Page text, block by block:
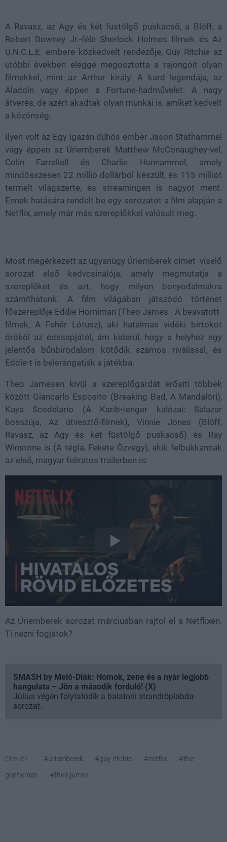
A Ravasz, az Agy és két füstölgő puskacső, a Blöff, a
Robert Downey Jr.-féle Sherlock Holmes filmek és Az
U.N.C.L.E. embere közkedvelt rendezője, Guy Ritchie az
utóbbi években eléggé megosztotta a rajongóit olyan
filmekkel, mint az Arthur király: A kard legendája, az
Aladdin vagy éppen a Fortune-hadművelet: A nagy
átverés, de azért akadtak olyan munkái is, amiket kedvelt
a közönség.
Ilyen volt az Egy igazán dühös ember Jason Stathammel
vagy éppen az Úriemberek Matthew McConaughey-vel,
Colin Farrellell és Charlie Hunnammel, amely
mindösszesen 22 millió dollárból készült, és 115 milliót
termelt világszerte, és streamingen is nagyot ment.
Ennek hatására rendelt be egy sorozatot a film alapján a
Netflix, amely már más szereplőkkel valósult meg.
Most megérkezett az ugyanúgy Úriemberek címet viselő
sorozat első kedvcsinálója, amely megmutatja a
szereplőket és azt, hogy milyen bonyodalmakra
számíthatunk. A film világában játszódó történet
főszereplője Eddie Horniman (Theo James - A beavatott-
filmek, A Fehér Lótusz), aki hatalmas vidéki birtokot
örököl az édesapjától, ám kiderül, hogy a helyhez egy
jelentős bűnbirodalom kötődik számos riválissal, és
Eddie-t is belerángatják a játékba.
Theo Jamesen kívül a szereplőgárdát erősíti többek
között Giancarlo Esposito (Breaking Bad, A Mandalóri),
Kaya Scodelario (A Karib-tenger kalózai: Salazar
bosszúja, Az útvesztő-filmek), Vinnie Jones (Blöff,
Ravasz, az Agy és két füstölgő puskacső) és Ray
Winstone is (A tégla, Fekete Özvegy), akik felbukkannak
az első, magyar feliratos trailerben is:
Az Úriemberek sorozat márciusban rajtol el a Netflixen.
Ti nézni fogjátok?
SMASH by Meló-Diák: Homok, zene és a nyár legjobb
hangulata – Jön a második forduló! (X)
Július végén folytatódik a balatoni strandröplabda-
sorozat.
Címkék: #úriemberek #guy ritchie #netflix
#the
gentlemen
#theo james